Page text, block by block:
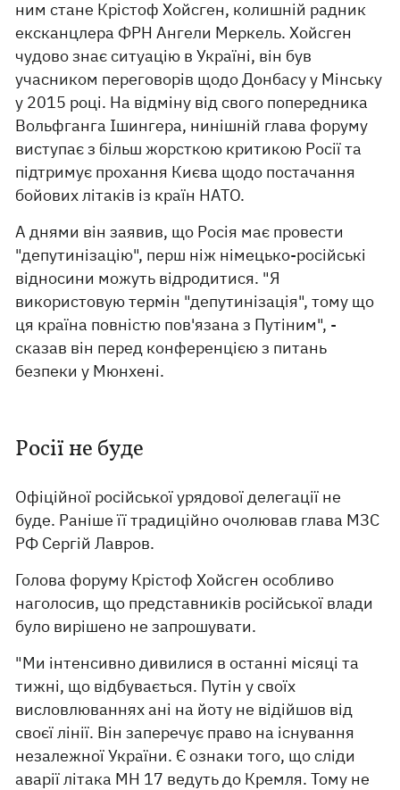
ним стане Крістоф Хойсген, колишній радник
ексканцлера ФРН Ангели Меркель. Хойсген
чудово знає ситуацію в Україні, він був
учасником переговорів щодо Донбасу у Мінську
у 2015 році. На відміну від свого попередника
Вольфганга Ішингера, нинішній глава форуму
виступає з більш жорсткою критикою Росії та
підтримує прохання Києва щодо постачання
бойових літаків із країн НАТО.
А днями він заявив, що Росія має провести
"депутинізацію", перш ніж німецько-російські
відносини можуть відродитися. "Я
використовую термін "депутинізація", тому що
ця країна повністю пов'язана з Путіним", -
сказав він перед конференцією з питань
безпеки у Мюнхені.
Росії не буде
Офіційної російської урядової делегації не
буде. Раніше її традиційно очолював глава МЗС
РФ Сергій Лавров.
Голова форуму Крістоф Хойсген особливо
наголосив, що представників російської влади
було вирішено не запрошувати.
"Ми інтенсивно дивилися в останні місяці та
тижні, що відбувається. Путін у своїх
висловлюваннях ані на йоту не відійшов від
своєї лінії. Він заперечує право на існування
незалежної України. Є ознаки того, що сліди
аварії літака MH 17 ведуть до Кремля. Тому не